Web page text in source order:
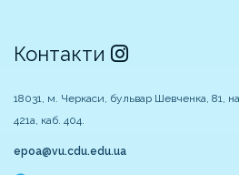
Контакти
18031, м. Черкаси, бульвар Шевченка, 81,
421а, каб. 404.
epoa@vu.cdu.edu.ua